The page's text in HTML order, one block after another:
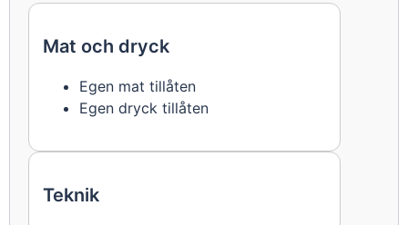
Mat och dryck
Egen mat tillåten
Egen dryck tillåten
Teknik